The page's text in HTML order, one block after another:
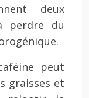
deux
perdre du
peut
graisses et